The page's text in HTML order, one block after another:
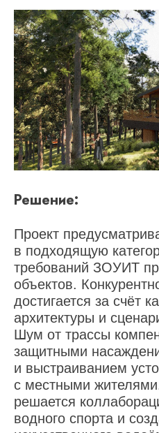
Решение:
Проект
в подходящую
требований ЗОУИТ
объектов.
достигается за счёт
архитектуры и
Шум от трассы
защитными
и выстраиванием
с местными
решается
водного спорта и